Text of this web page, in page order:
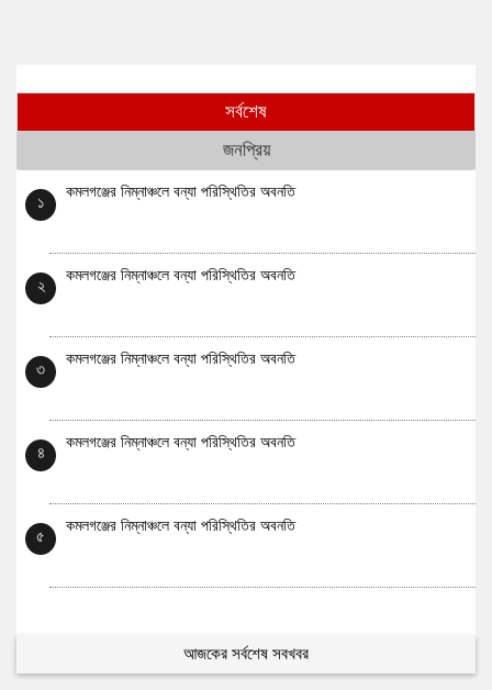
সর্বশেষ
জনপ্রিয়
১
কমলগঞ্জের নিম্নাঞ্চলে বন্যা পরিস্থিতির অবনতি
২
কমলগঞ্জের নিম্নাঞ্চলে বন্যা পরিস্থিতির অবনতি
৩
কমলগঞ্জের নিম্নাঞ্চলে বন্যা পরিস্থিতির অবনতি
৪
কমলগঞ্জের নিম্নাঞ্চলে বন্যা পরিস্থিতির অবনতি
৫
কমলগঞ্জের নিম্নাঞ্চলে বন্যা পরিস্থিতির অবনতি
আজকের সর্বশেষ সবখবর